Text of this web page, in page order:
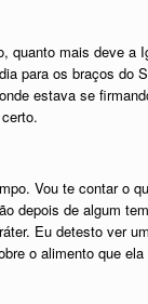
quanto mais deve a
para os braços do
estava se
Vou te contar o
depois de algum
Eu detesto ver
o alimento que